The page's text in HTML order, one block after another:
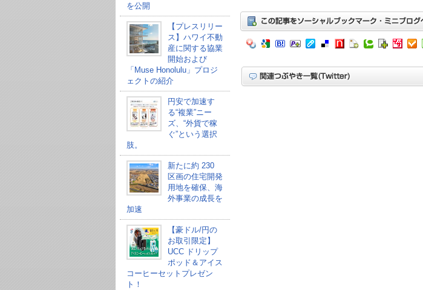
を公開
【プレスリリー
ス】ハワイ不動
産に関する協業
開始および
「Muse Honolulu」プロジ
ェクトの紹介
円安で加速す
る“複業”ニー
ズ、“外貨で稼
ぐ”という選択
肢。
新たに約 230
区画の住宅開発
用地を確保、海
外事業の成長を
加速
【豪ドル/円の
お取引限定】
UCC ドリップ
ポッド＆アイス
コーヒーセットプレゼン
ト！